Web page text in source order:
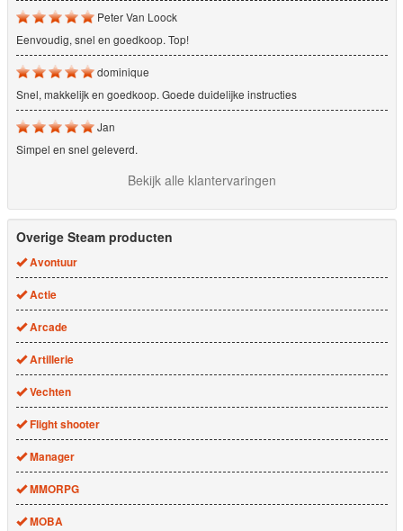
Peter Van Loock
Eenvoudig, snel en goedkoop. Top!
dominique
Snel, makkelijk en goedkoop. Goede duidelijke instructies
Jan
Simpel en snel geleverd.
Bekijk alle klantervaringen
Overige Steam producten
Avontuur
Actie
Arcade
Artillerie
Vechten
Flight shooter
Manager
MMORPG
MOBA